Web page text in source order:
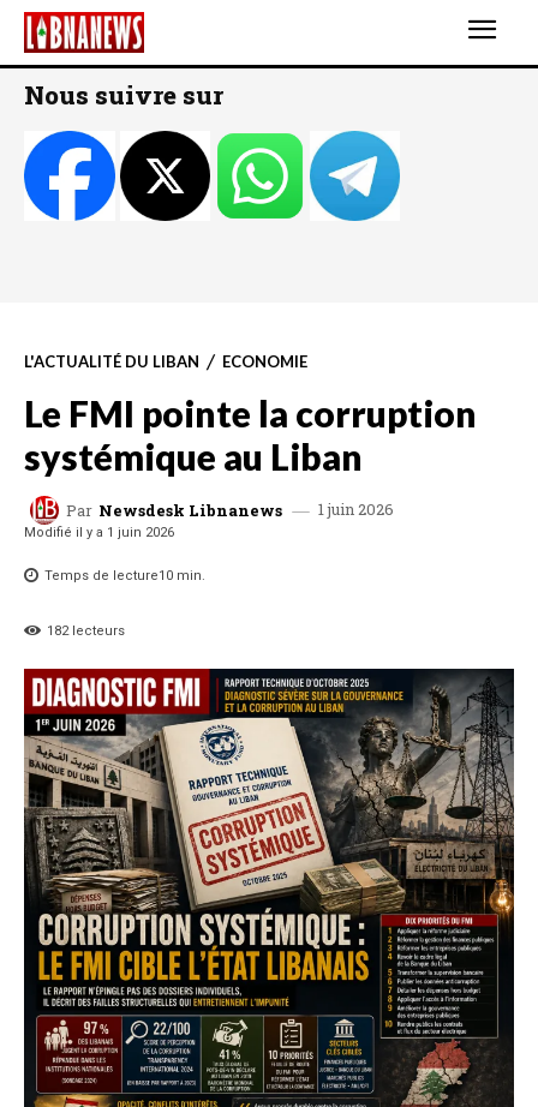
Nous suivre sur
L'ACTUALITÉ DU LIBAN ECONOMIE
Le FMI pointe la corruption
systémique au Liban
Par Newsdesk Libnanews 1 juin 2026
Modifié il y a 1 juin 2026
Temps de lecture10 min.
182lecteurs